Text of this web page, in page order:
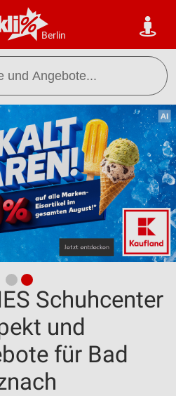
Berlin
Schuhcenter
und
für Bad